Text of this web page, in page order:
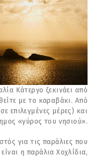
Κάτεργο ξεκινάει από
με το καραβάκι. Από
επιλεγμένες μέρες) και
«γύρος του νησιού».
για τις παράλιες που
η παράλια Χοχλίδια,